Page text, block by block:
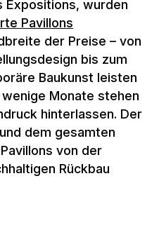
Expositions, wurden
Pavillons
der Preise – von
bis zum
Baukunst leisten
Monate stehen
hinterlassen. Der
dem gesamten
von der
Rückbau